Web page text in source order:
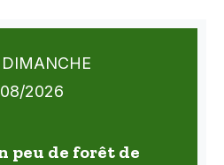
DIMANCHE
2026
peu de forêt de